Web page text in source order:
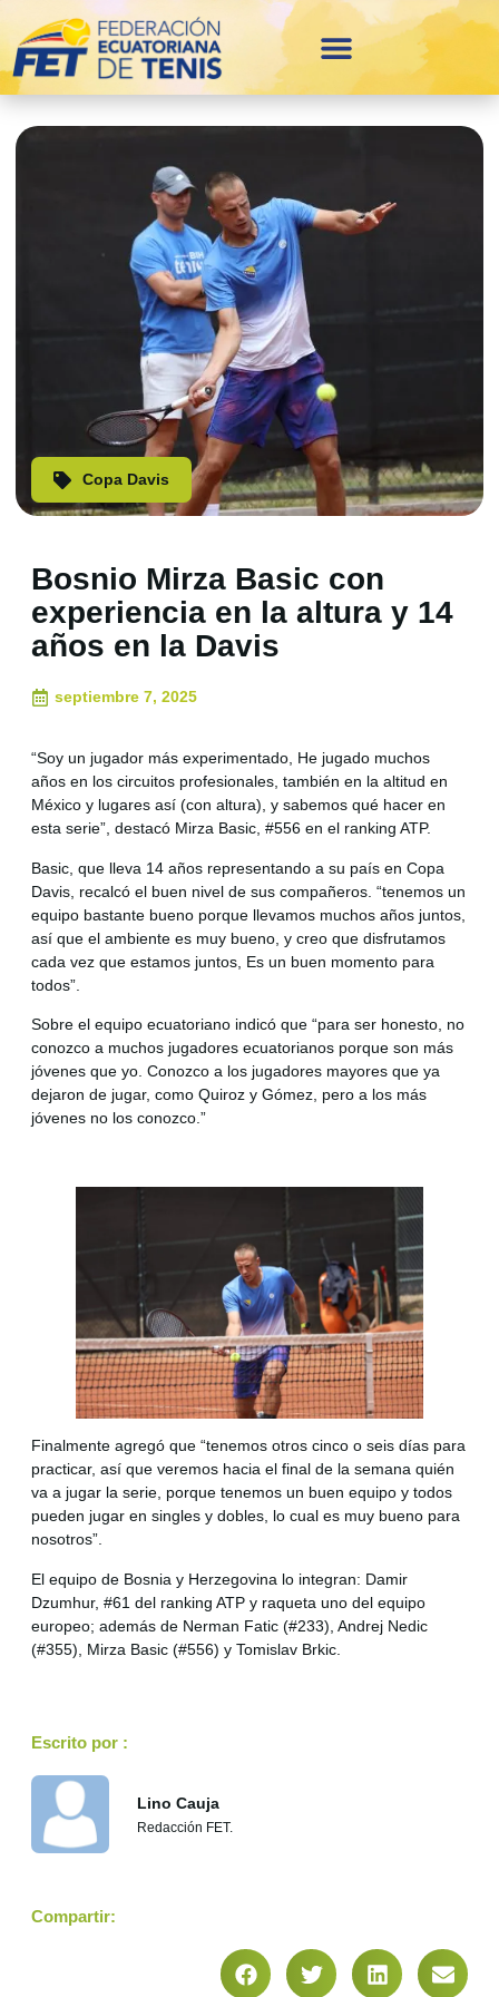
Copa Davis
Bosnio Mirza Basic con
experiencia en la altura y 14
años en la Davis
septiembre 7, 2025
“Soy un jugador más experimentado, He jugado muchos
años en los circuitos profesionales, también en la altitud en
México y lugares así (con altura), y sabemos qué hacer en
esta serie”, destacó Mirza Basic, #556 en el ranking ATP.
Basic, que lleva 14 años representando a su país en Copa
Davis, recalcó el buen nivel de sus compañeros. “tenemos un
equipo bastante bueno porque llevamos muchos años juntos,
así que el ambiente es muy bueno, y creo que disfrutamos
cada vez que estamos juntos, Es un buen momento para
todos”.
Sobre el equipo ecuatoriano indicó que “para ser honesto, no
conozco a muchos jugadores ecuatorianos porque son más
jóvenes que yo. Conozco a los jugadores mayores que ya
dejaron de jugar, como Quiroz y Gómez, pero a los más
jóvenes no los conozco.”
Finalmente agregó que “tenemos otros cinco o seis días para
practicar, así que veremos hacia el final de la semana quién
va a jugar la serie, porque tenemos un buen equipo y todos
pueden jugar en singles y dobles, lo cual es muy bueno para
nosotros”.
El equipo de Bosnia y Herzegovina lo integran: Damir
Dzumhur, #61 del ranking ATP y raqueta uno del equipo
europeo; además de Nerman Fatic (#233), Andrej Nedic
(#355), Mirza Basic (#556) y Tomislav Brkic.
Escrito por :
Lino Cauja
Redacción FET.
Compartir: